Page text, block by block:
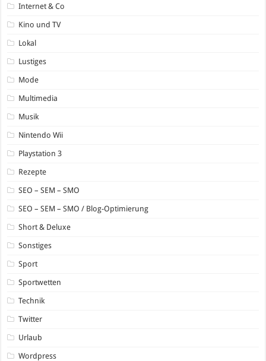
Internet & Co
Kino und TV
Lokal
Lustiges
Mode
Multimedia
Musik
Nintendo Wii
Playstation 3
Rezepte
SEO – SEM – SMO
SEO – SEM – SMO / Blog-Optimierung
Short & Deluxe
Sonstiges
Sport
Sportwetten
Technik
Twitter
Urlaub
Wordpress